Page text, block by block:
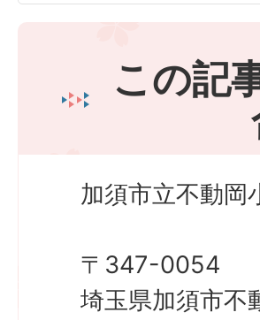
この記
加須市立不動岡
〒347-0054
埼玉県加須市不